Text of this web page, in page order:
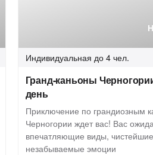
Индивидуальная до 4 чел.
Гранд-каньоны
день
Приключение по грандиозным
Черногории ждет вас! Вас
впечатляющие виды,
незабываемые эмоции